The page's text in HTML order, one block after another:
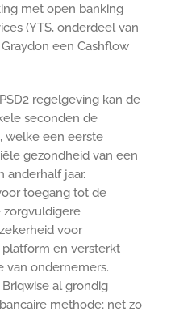
met open banking
(YTS, onderdeel van
een Cashflow
regelgeving kan de
seconden de
welke een eerste
gezondheid van een
anderhalf jaar.
toegang tot de
zorgvuldigere
voor
en versterkt
van ondernemers.
al grondig
methode; net zo